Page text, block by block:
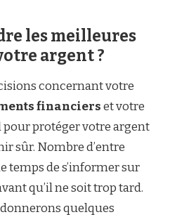
les meilleures
argent ?
concernant votre
financierset votre
pour protéger votre argent
sûr. Nombre d’entre
temps de s’informer sur
qu’il ne soit trop tard.
quelques